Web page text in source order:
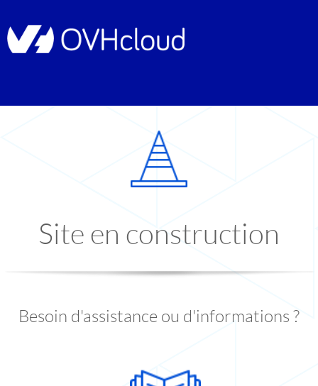
Site en construction
Besoin d'assistance ou d'informations ?